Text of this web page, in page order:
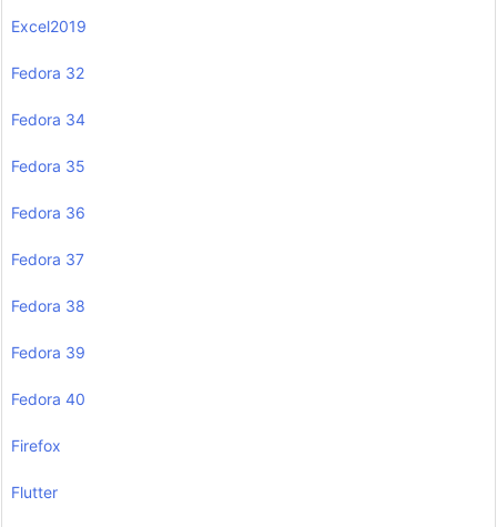
Excel2019
Fedora 32
Fedora 34
Fedora 35
Fedora 36
Fedora 37
Fedora 38
Fedora 39
Fedora 40
Firefox
Flutter